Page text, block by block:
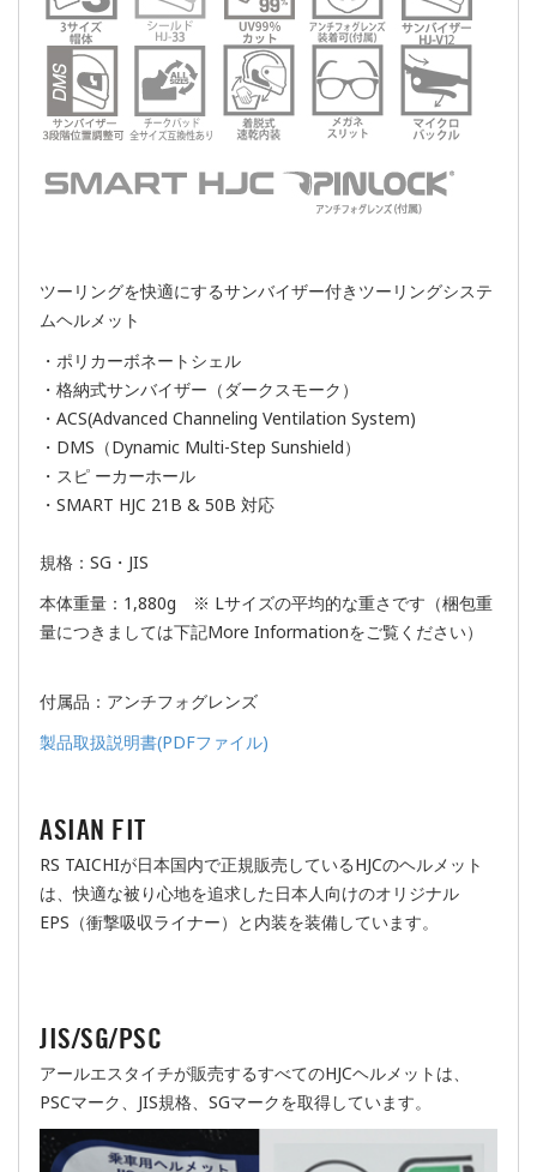
ツーリングを快適にするサンバイザー付きツーリングシステ
ムヘルメット
・ポリカーボネートシェル
・格納式サンバイザー（ダークスモーク）
・ACS(Advanced Channeling Ventilation System)
・DMS（Dynamic Multi-Step Sunshield）
・スピ ーカーホール
・SMART HJC 21B & 50B 対応
規格：SG・JIS
本体重量：1,880g ※ Lサイズの平均的な重さです（梱包重
量につきましては下記More Informationをご覧ください）
付属品：アンチフォグレンズ
製品取扱説明書(PDFファイル)
ASIAN FIT
RS TAICHIが日本国内で正規販売しているHJCのヘルメット
は、快適な被り心地を追求した日本人向けのオリジナル
EPS（衝撃吸収ライナー）と内装を装備しています。
JIS/SG/PSC
アールエスタイチが販売するすべてのHJCヘルメットは、
PSCマーク、JIS規格、SGマークを取得しています。